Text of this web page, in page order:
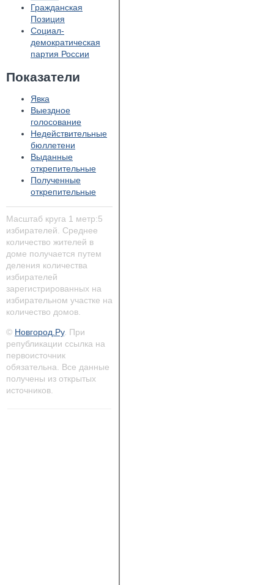
Гражданская
Позиция
Социал-
демократическая
партия России
Показатели
Явка
Выездное
голосование
Недействительные
бюллетени
Выданные
открепительные
Полученные
открепительные
Масштаб круга 1 метр:5
избирателей. Среднее
количество жителей в
доме получается путем
деления количества
избирателей
зарегистрированных на
избирательном участке на
количество домов.
© Новгород.Ру. При
републикации ссылка на
первоисточник
обязательна. Все данные
получены из открытых
источников.